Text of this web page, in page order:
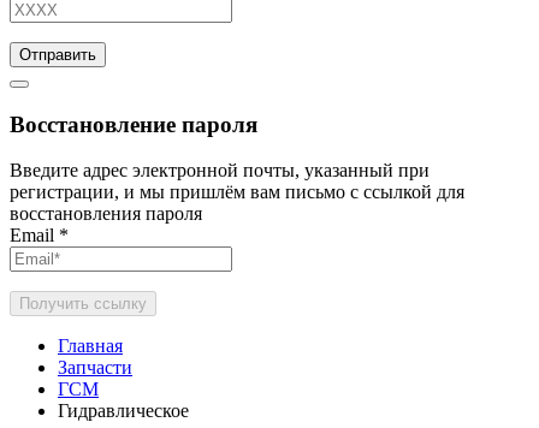
Отправить
Восстановление пароля
Введите адрес электронной почты, указанный при
регистрации, и мы пришлём вам письмо с ссылкой для
восстановления пароля
Email *
Получить ссылку
Главная
Запчасти
ГСМ
Гидравлическое